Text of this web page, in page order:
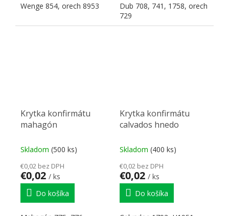
Wenge 854, orech 8953
Dub 708, 741, 1758, orech
729
Krytka konfirmátu
mahagón
Skladom (500 ks)
€0,02 bez DPH
€0,02 / ks
Do košíka
Krytka konfirmátu
calvados hnedo
Skladom (400 ks)
€0,02 bez DPH
€0,02 / ks
Do košíka